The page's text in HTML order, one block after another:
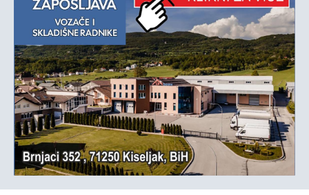
Sport
Kultura
Crna
kronika
Politika